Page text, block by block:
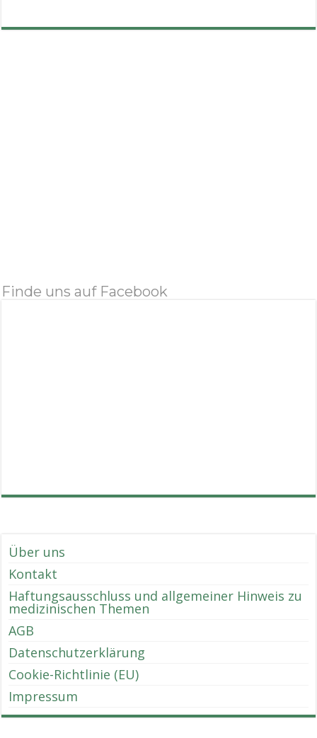
Finde uns auf Facebook
Über uns
Kontakt
Haftungsausschluss und allgemeiner Hinweis zu
medizinischen Themen
AGB
Datenschutzerklärung
Cookie-Richtlinie (EU)
Impressum